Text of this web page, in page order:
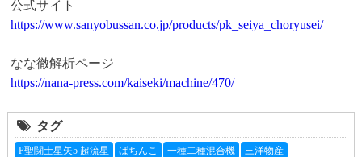
https://www.sanyobussan.co.jp/products/pk_seiya_choryusei/
https://nana-press.com/kaiseki/machine/470/
タグ
P聖闘士星矢5 超流星 ぱちんこ 一種二種混合機
三洋物産